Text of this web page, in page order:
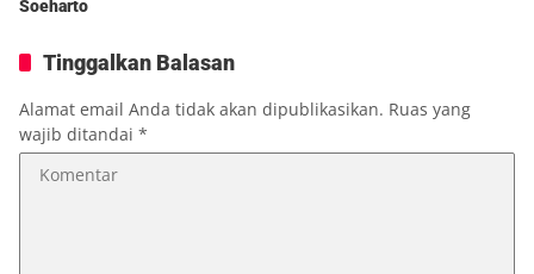
Soeharto
Tinggalkan Balasan
Alamat email Anda tidak akan dipublikasikan. Ruas yang
wajib ditandai *